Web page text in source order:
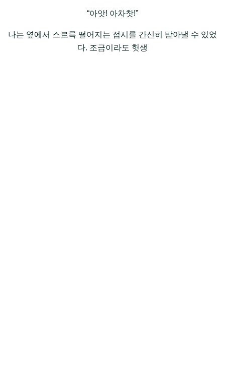
“아앗! 아차찻!”
나는 옆에서 스르륵 떨어지는 접시를 간신히 받아낼 수 있었
다. 조금이라도 헛생